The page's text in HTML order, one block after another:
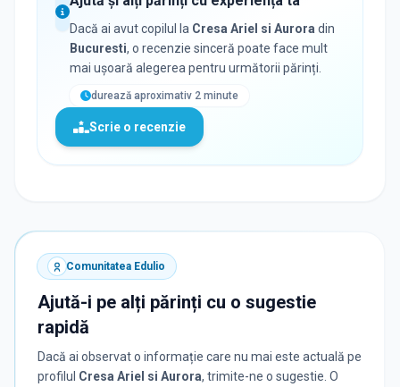
Dacă ai avut copilul la Cresa Ariel si Auroradin
Bucuresti, o recenzie sinceră poate face mult
mai ușoară alegerea pentru următorii părinți.
durează aproximativ 2 minute
Scrie o recenzie
Comunitatea Edulio
Ajută-i pe alți părinți cu o sugestie
rapidă
Dacă ai observat o informație care nu mai este actuală pe
profilul Cresa Ariel si Aurora, trimite-ne o sugestie. O